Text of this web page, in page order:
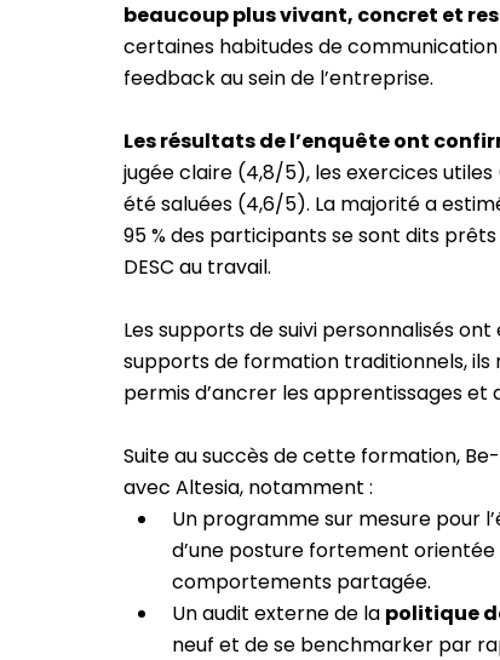
beaucoup plus vivant, concret et
certaines habitudes de
feedback au sein de l’entreprise.
Les résultats de l’enquête ont
jugée claire (4,8/5), les exercices
été saluées (4,6/5). La majorité a
95 % des participants se sont dits
DESC au travail.
Les supports de suivi personnalisés
supports de formation traditionnels,
permis d’ancrer les apprentissages et
Suite au succès de cette formation,
avec Altesia, notamment :
Un programme sur mesure pour
d’une posture fortement
comportements partagée.
Un audit externe de la politique
neuf et de se benchmarker par